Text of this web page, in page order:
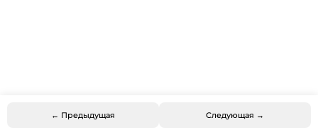
← Предыдущая Следующая →